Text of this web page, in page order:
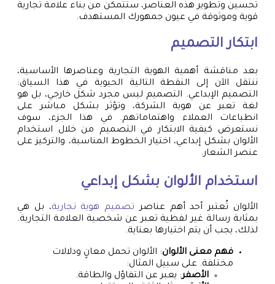
تحسين وتطوير هذه العناصر، ستتمكن من بناء علامة تجارية
قوية وموثوقة في عيون جمهورك المستهدف.
ابتكار التصميم
بعد مناقشة أهمية الهوية التجارية وعناصرها الأساسية،
ننتقل الآن إلى النقطة التالية الحيوية في هذا السياق:
التصميم الإبداعي. التصميم ليس مجرد شكل خارجي، بل هو
لغة تعبر عن هوية الشركة، وتؤثر بشكل مباشر على
انطباعات العملاء واهتماماتهم. في هذا الجزء، سوف
نستعرض كيفية الابتكار في التصميم من خلال استخدام
الألوان بشكل إبداعي، اختيار الخطوط المناسبة، والتركيز على
عنصر الشعار.
استخدام الألوان بشكل إبداعي
الألوان تُعتبر أحد أهم عناصر تصميم هوية تجارية، بل هي
بمثابة رسالة غير لفظية تعبر عن شخصية العلامة التجارية.
لذلك، يجب أن يتم اختيارها بعناية.
فهم معنى الألوان: الألوان تحمل معانٍ ودلالات
مختلفة. على سبيل المثال:
الأصفر: يعبر عن التفاؤل والطاقة.